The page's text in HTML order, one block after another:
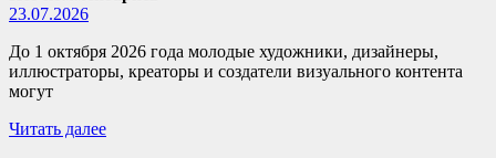
23.07.2026
До 1 октября 2026 года молодые художники, дизайнеры,
иллюстраторы, креаторы и создатели визуального контента
могут
Читать далее